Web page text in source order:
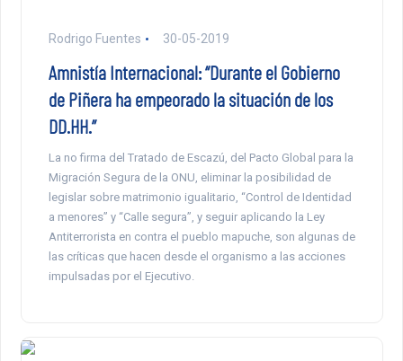
Rodrigo Fuentes 30-05-2019
Amnistía Internacional: “Durante el Gobierno
de Piñera ha empeorado la situación de los
DD.HH.”
La no firma del Tratado de Escazú, del Pacto Global para la
Migración Segura de la ONU, eliminar la posibilidad de
legislar sobre matrimonio igualitario, “Control de Identidad
a menores” y “Calle segura”, y seguir aplicando la Ley
Antiterrorista en contra el pueblo mapuche, son algunas de
las críticas que hacen desde el organismo a las acciones
impulsadas por el Ejecutivo.